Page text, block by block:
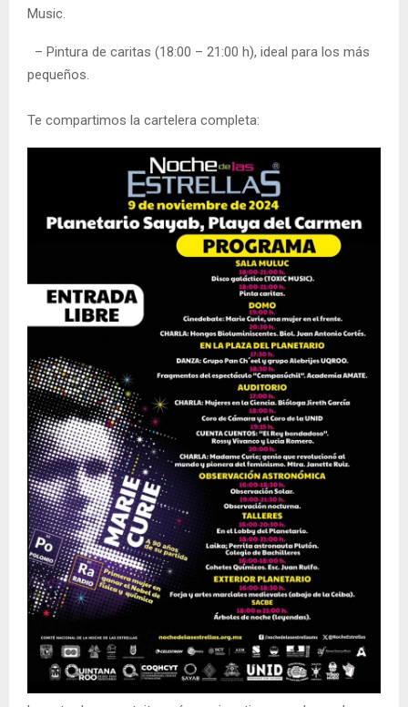
Music.
– Pintura de caritas (18:00 – 21:00 h), ideal para los más
pequeños.
Te compartimos la cartelera completa: